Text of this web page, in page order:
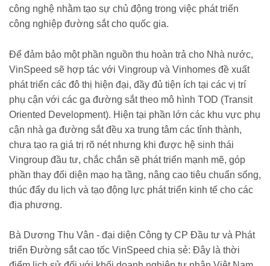
công nghệ nhằm tạo sự chủ động trong việc phát triển
công nghiệp đường sắt cho quốc gia.
Để đảm bảo một phần nguồn thu hoàn trả cho Nhà nước,
VinSpeed sẽ hợp tác với Vingroup và Vinhomes đề xuất
phát triển các đô thị hiện đại, đầy đủ tiện ích tại các vị trí
phụ cận với các ga đường sắt theo mô hình TOD (Transit
Oriented Development). Hiện tại phần lớn các khu vực phụ
cận nhà ga đường sắt đều xa trung tâm các tỉnh thành,
chưa tạo ra giá trị rõ nét nhưng khi được hệ sinh thái
Vingroup đầu tư, chắc chắn sẽ phát triển mạnh mẽ, góp
phần thay đổi diện mạo hạ tầng, nâng cao tiêu chuẩn sống,
thúc đẩy du lịch và tạo động lực phát triển kinh tế cho các
địa phương.
Bà Dương Thu Vân - đại diện Công ty CP Đầu tư và Phát
triển Đường sắt cao tốc VinSpeed chia sẻ: Đây là thời